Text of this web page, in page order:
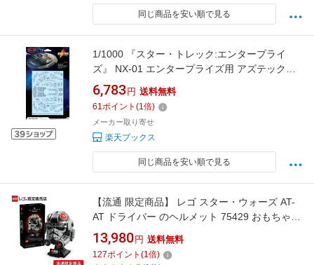
同じ商品を安い順で見る
1/1000 『スター・トレック:エンタープライ
ズ』 NX-01 エンタープライズ用 アズテックデ
カールセット 【MKA054】 (プラモデル用デカ
ール)
6,783 円 送料無料
61ポイント (1倍)
メーカー取り寄せ
楽天ブックス
同じ商品を安い順で見る
【流通 限定商品】 レゴ スター・ウォーズ AT-
AT ドライバー のヘルメット 75429 おもちゃ
玩具 誕生日 プレゼント ブロック LEGO 男性
女性
13,980 円 送料無料
127ポイント (1倍)